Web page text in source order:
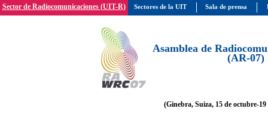
Sector de Radiocomunicaciones (UIT-R)
Asamblea de
(AR-07)
(Ginebra, Suiza, 15 de octubre-19
Sectores de la UIT Sala de prensa